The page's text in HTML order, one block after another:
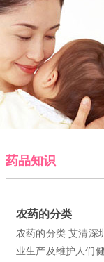
药品知识
农药的分类
农药的分类 艾清深
业生产及维护人们